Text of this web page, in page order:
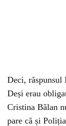
Deci, răspunsul
Deși erau
Cristina Bălan
pare că și